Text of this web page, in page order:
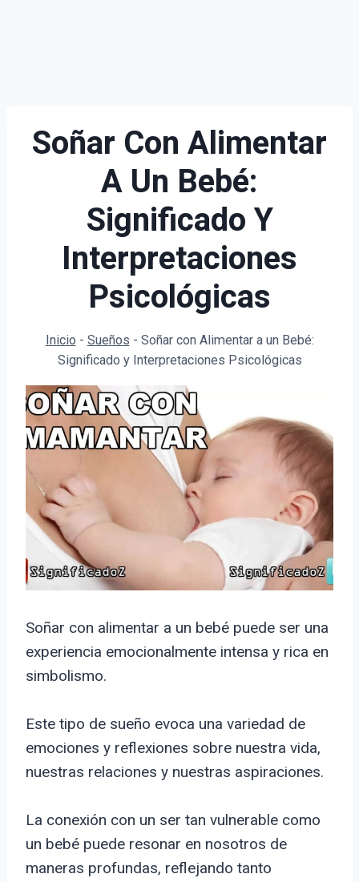
Soñar Con Alimentar
A Un Bebé:
Significado Y
Interpretaciones
Psicológicas
Inicio - Sueños - Soñar con Alimentar a un Bebé:
Significado y Interpretaciones Psicológicas
Soñar con alimentar a un bebé puede ser una
experiencia emocionalmente intensa y rica en
simbolismo.
Este tipo de sueño evoca una variedad de
emociones y reflexiones sobre nuestra vida,
nuestras relaciones y nuestras aspiraciones.
La conexión con un ser tan vulnerable como
un bebé puede resonar en nosotros de
maneras profundas, reflejando tanto